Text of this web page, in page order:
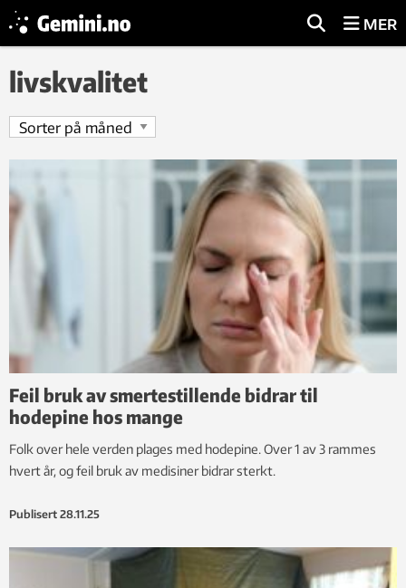
MER
livskvalitet
Feil bruk av smertestillende bidrar til
hodepine hos mange
Folk over hele verden plages med hodepine. Over 1 av 3 rammes
hvert år, og feil bruk av medisiner bidrar sterkt.
Publisert 28.11.25